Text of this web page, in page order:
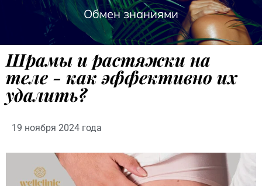
Обмен знаниями
Шрамы и растяжки на
теле - как эффективно их
удалить?
19 ноября 2024 года